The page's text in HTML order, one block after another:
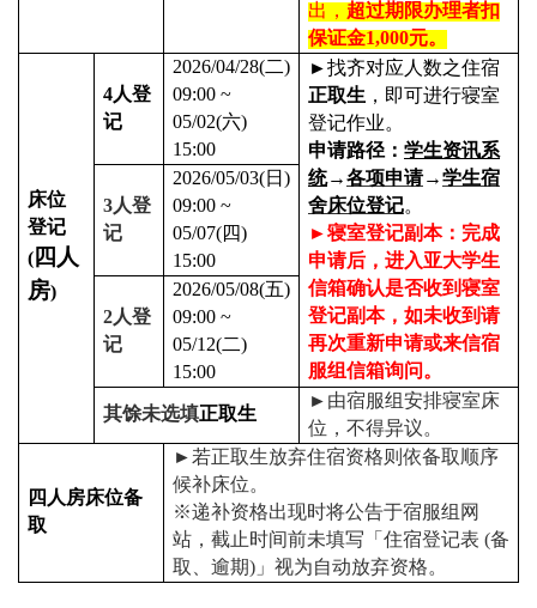
出， 超过期限办理者扣
保证金1,000元。
床位
登记
( 四人
房)
4人登
记
2026/04/28(二)
09:00 ~
05/02(六)
15:00
►找齐对应人数之住宿
正取生 ，即可进行寝室
登记作业。
申请路径： 学生资讯系
统→各项申请→学生宿
舍床位登记。
►寝室登记副本：完成
申请后，进入亚大学生
信箱确认是否收到寝室
登记副本，如未收到请
再次重新申请或来信宿
服组信箱询问。
3人登
记
2026/05/03(日 )
09:00 ~
05/07(四)
15:00
2人登
记
2026/05/08(五)
09:00 ~
05/12(二)
15:00
其馀未选填正取生
► 由宿服组安排寝室床
位，不得异议。
四人房床位备
取
► 若正取生放弃住宿资格则依备取顺序
候补床位。
※递补资格出现时将公告于宿服组网
站，截止时间前未填写「住宿登记表 (备
取、逾期) 」视为自动放弃资格。